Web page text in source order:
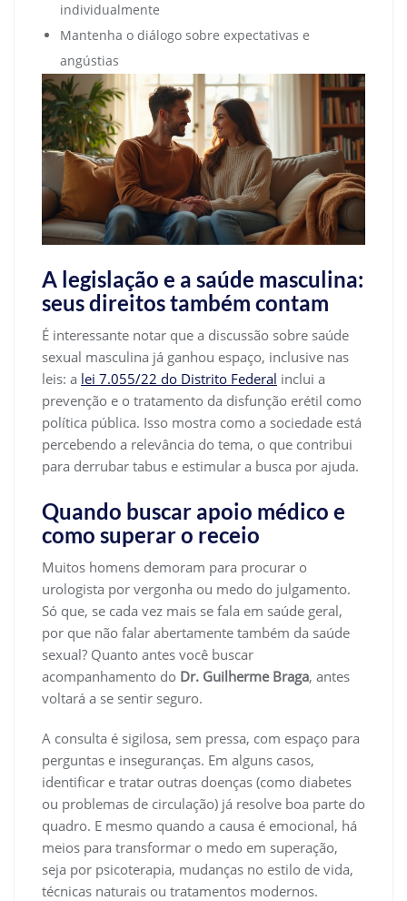
individualmente
Mantenha o diálogo sobre expectativas e
angústias
A legislação e a saúde masculina:
seus direitos também contam
É interessante notar que a discussão sobre saúde
sexual masculina já ganhou espaço, inclusive nas
leis: a lei 7.055/22 do Distrito Federal inclui a
prevenção e o tratamento da disfunção erétil como
política pública. Isso mostra como a sociedade está
percebendo a relevância do tema, o que contribui
para derrubar tabus e estimular a busca por ajuda.
Quando buscar apoio médico e
como superar o receio
Muitos homens demoram para procurar o
urologista por vergonha ou medo do julgamento.
Só que, se cada vez mais se fala em saúde geral,
por que não falar abertamente também da saúde
sexual? Quanto antes você buscar
acompanhamento do Dr. Guilherme Braga, antes
voltará a se sentir seguro.
A consulta é sigilosa, sem pressa, com espaço para
perguntas e inseguranças. Em alguns casos,
identificar e tratar outras doenças (como diabetes
ou problemas de circulação) já resolve boa parte do
quadro. E mesmo quando a causa é emocional, há
meios para transformar o medo em superação,
seja por psicoterapia, mudanças no estilo de vida,
técnicas naturais ou tratamentos modernos.